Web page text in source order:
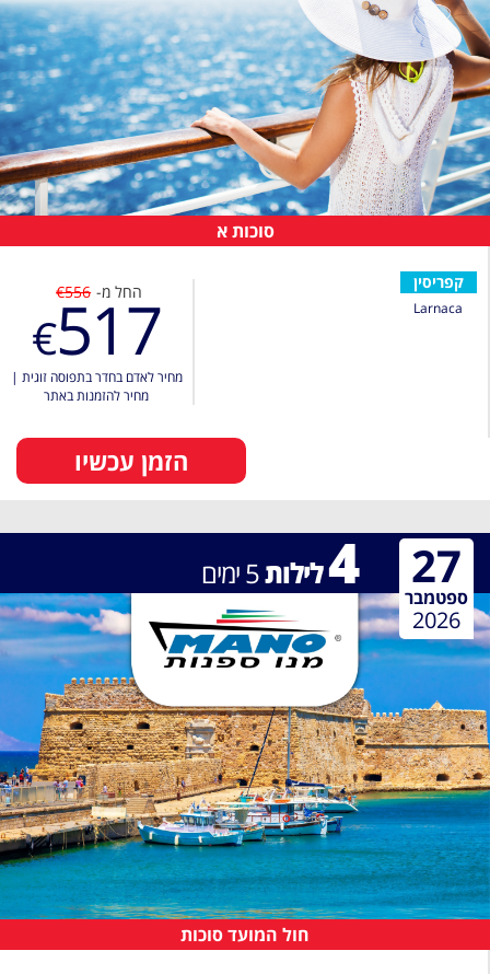
סוכות א
קפריסין
Larnaca
החל מ- €556
€517
מחיר לאדם בחדר בתפוסה זוגית |
מחיר להזמנות באתר
הזמן עכשיו
4לילות5ימים
חול המועד סוכות
27
ספטמבר
2026